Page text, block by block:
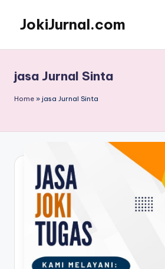
content
JokiJurnal.com
Publikasi
Jurnal
jasa Jurnal Sinta
Home » jasa Jurnal Sinta